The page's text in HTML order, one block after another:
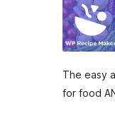
The easy
for food